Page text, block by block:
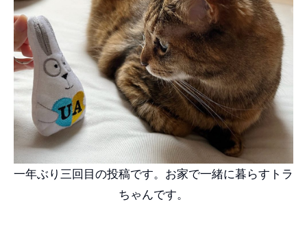
一年ぶり三回目の投稿です。お家で一緒に暮らすトラ
ちゃんです。